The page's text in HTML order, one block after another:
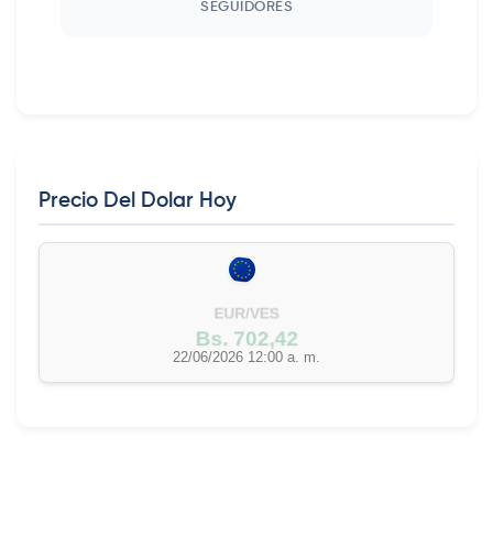
SEGUIDORES
Precio Del Dolar Hoy
EUR/VES
Bs. 702,42
22/06/2026 12:00 a. m.